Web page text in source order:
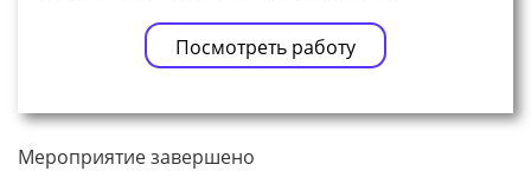
Посмотреть работу
Мероприятие завершено